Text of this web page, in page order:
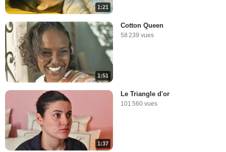
1:21
1:51
Cotton Queen
58 239 vues
1:37
Le Triangle d'or
101 560 vues